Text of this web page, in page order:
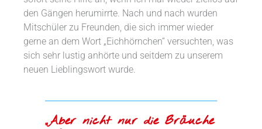
den Gängen herumirrte. Nach und nach wurden
Mitschüler zu Freunden, die sich immer wieder
gerne an dem Wort „Eichhörnchen“ versuchten, was
sich sehr lustig anhörte und seitdem zu unserem
neuen Lieblingswort wurde.
„Aber nicht nur die Bräuche